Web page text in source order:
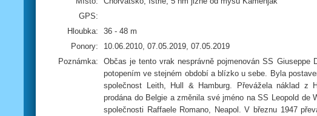
GPS:
Hloubka:
36 - 48 m
Ponory:
10.06.2010, 07.05.2019, 07.05.2019
Poznámka:
Občas je tento vrak nesprávně pojmenován SS Giuseppe
potopením ve stejném období a blízko u sebe. Byla
společnost Leith, Hull & Hamburg. Převážela náklad z
prodána do Belgie a změnila své jméno na SS Leopold de
společnosti Raffaele Romano, Neapol. V březnu 1947